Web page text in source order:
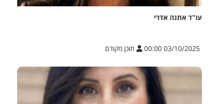
עו"ד אתנה אדרי
03/10/2025 00:00 תוכן מקודם